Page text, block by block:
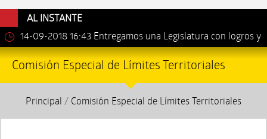
AL INSTANTE
14-09-2018 16:43 Entregamos una Legislatura con logros y
avances importantes: Dip. Leonel Luna Estrada.
Comisión Especial de Límites Territoriales
Principal / Comisión Especial de Límites Territoriales